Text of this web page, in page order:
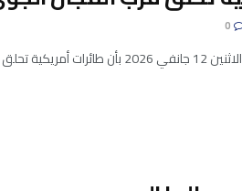
ما قد يشير ...